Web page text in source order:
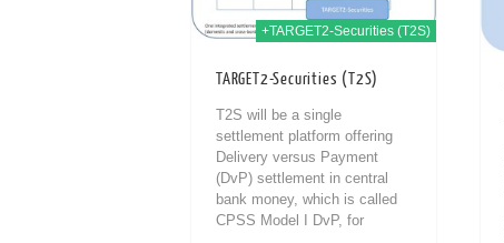
+TARGET2-Securities (T2S)
TARGET2-Securities (T2S)
T2S will be a single
settlement platform offering
Delivery versus Payment
(DvP) settlement in central
bank money, which is called
CPSS Model I DvP, for